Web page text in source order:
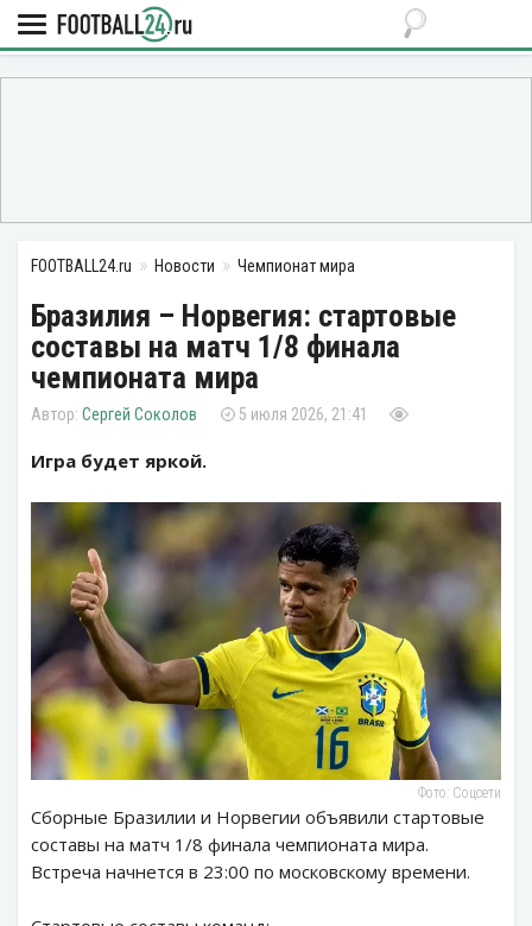
FOOTBALL24.ru Новости Чемпионат мира
Бразилия – Норвегия: стартовые
составы на матч 1/8 финала
чемпионата мира
Сергей Соколов 5 июля 2026, 21:41
Игра будет яркой.
Фото: Соцсети
Сборные Бразилии и Норвегии объявили стартовые
составы на матч 1/8 финала чемпионата мира.
Встреча начнется в 23:00 по московскому времени.